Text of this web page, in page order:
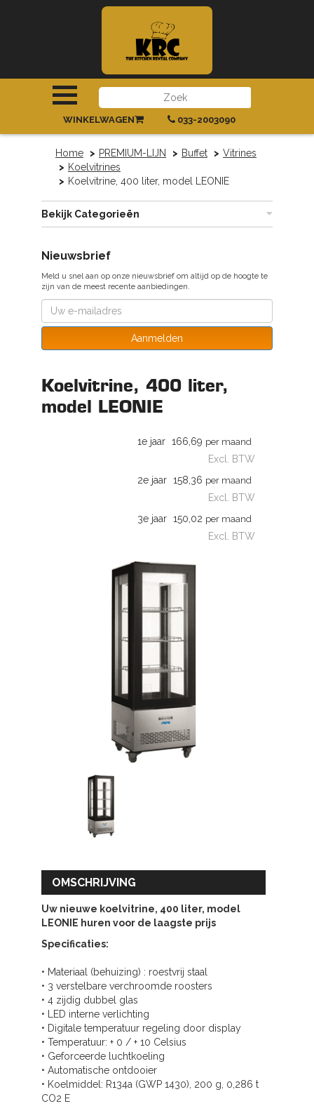
INLOGGEN|REGISTREREN
033-2003090
WINKELWAGEN
Home PREMIUM-LIJN Buffet
Vitrines
Koelvitrines
Koelvitrine, 400 liter, model LEONIE
Bekijk Categorieën
Nieuwsbrief
Meld u snel aan op onze nieuwsbrief om altijd op de hoogte te
zijn van de meest recente aanbiedingen.
Aanmelden
Koelvitrine, 400 liter,
model LEONIE
1e jaar 166,69 per maand
Excl. BTW
2e jaar 158,36 per maand
Excl. BTW
3e jaar 150,02 per maand
Excl. BTW
OMSCHRIJVING
Uw nieuwe koelvitrine, 400 liter, model
LEONIE huren voor de laagste prijs
Specificaties:
• Materiaal (behuizing) : roestvrij staal
• 3 verstelbare verchroomde roosters
• 4 zijdig dubbel glas
• LED interne verlichting
• Digitale temperatuur regeling door display
• Temperatuur: + 0 / + 10 Celsius
• Geforceerde luchtkoeling
• Automatische ontdooier
• Koelmiddel: R134a (GWP 1430), 200 g, 0,286 t
CO2 E